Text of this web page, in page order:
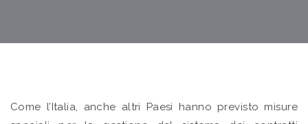
Come l’Italia, anche altri Paesi hanno previsto misure